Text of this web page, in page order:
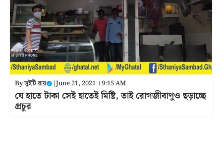
Byসুইটি রায় |June 21, 2021 । 9:15 AM
যে হাতে টাকা সেই হাতেই মিষ্টি, তাই রোগজীবাণুও ছড়াচ্ছে
প্রচুর